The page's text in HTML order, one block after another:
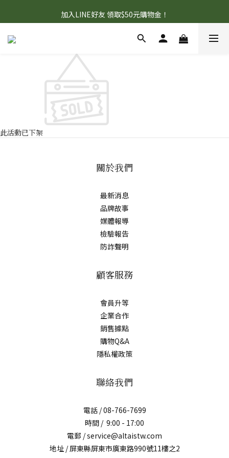
首購95折+免運，滿額贈『旅行壓縮收納袋』數量有限 送完為止！
加入LINE好友 領取$50元購物金！
首購95折+免運，滿額贈『旅行壓縮收納袋』數量有限 送完為止！
此活動已下架
關於我們
最新消息
品牌故事
媒體報導
檢驗報告
防詐聲明
顧客服務
會員升等
企業合作
銷售據點
購物Q&A
隱私權政策
聯絡我們
電話 / 08-766-7699
時間 / 9:00 - 17:00
電郵 / service@altaistw.com
地址 / 屏東縣屏東市廣東路990號11樓之2